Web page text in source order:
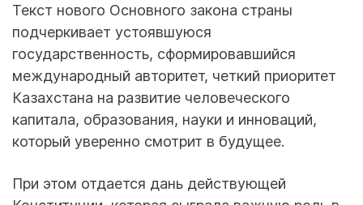
Текст нового Основного закона страны
подчеркивает устоявшуюся
государственность, сформировавшийся
международный авторитет, четкий приоритет
Казахстана на развитие человеческого
капитала, образования, науки и инноваций,
который уверенно смотрит в будущее.
При этом отдается дань действующей